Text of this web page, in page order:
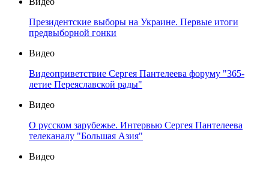
Президентские выборы на Украине. Первые итоги
предвыборной гонки
Видео
Видеоприветствие Сергея Пантелеева форуму "365-
летие Переяславской рады"
Видео
О русском зарубежье. Интервью Сергея Пантелеева
телеканалу "Большая Азия"
Видео